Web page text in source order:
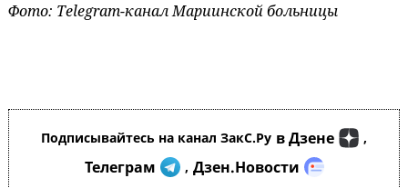
Фото: Telegram-канал Мариинской больницы
Подписывайтесь на канал ЗакС.Ру в Дзене ,
Телеграм , Дзен.Новости